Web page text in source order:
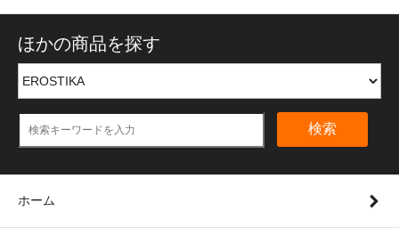
ほかの商品を探す
検索
ホーム